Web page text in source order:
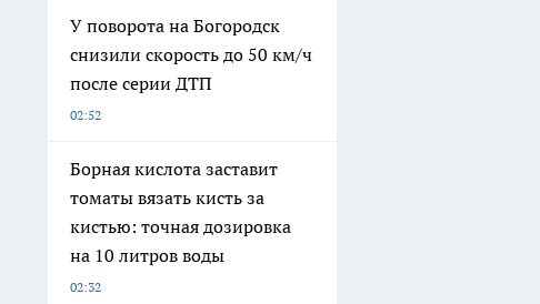
У поворота на Богородск
снизили скорость до 50 км/ч
после серии ДТП
02:52
Борная кислота заставит
томаты вязать кисть за
кистью: точная дозировка
на 10 литров воды
02:32